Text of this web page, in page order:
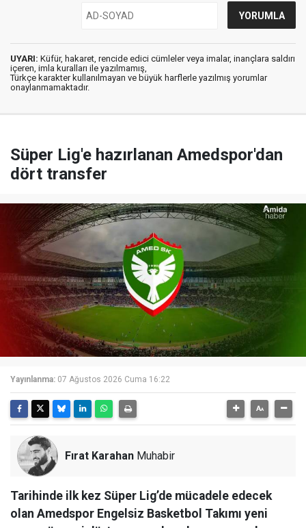
UYARI: Küfür, hakaret, rencide edici cümleler veya imalar, inançlara saldırı
içeren, imla kuralları ile yazılmamış,
Türkçe karakter kullanılmayan ve büyük harflerle yazılmış yorumlar
onaylanmamaktadır.
Süper Lig'e hazırlanan Amedspor'dan
dört transfer
Yayınlanma: 07 Ağustos 2026 Cuma 16:22
Fırat Karahan Muhabir
Tarihinde ilk kez Süper Lig’de mücadele edecek
olan Amedspor Engelsiz Basketbol Takımı yeni